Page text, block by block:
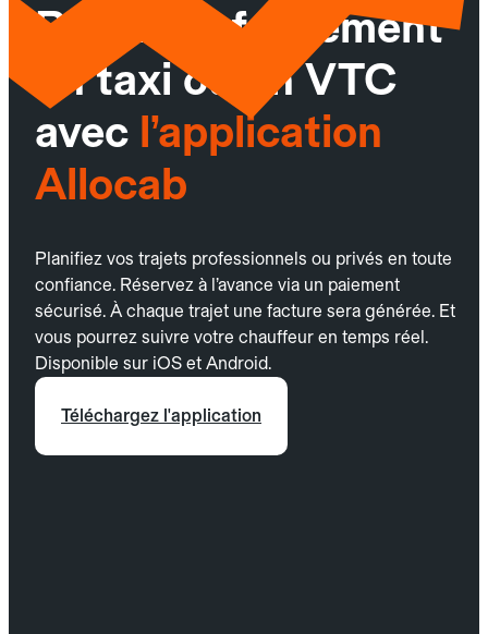
Réservez facilement
un taxi ou un VTC
avec l’application
Allocab
Planifiez vos trajets professionnels ou privés en toute
confiance. Réservez à l’avance via un paiement
sécurisé. À chaque trajet une facture sera générée. Et
vous pourrez suivre votre chauffeur en temps réel.
Disponible sur iOS et Android.
Téléchargez l'application